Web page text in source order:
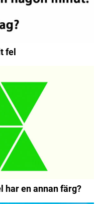
fel
har en annan färg?